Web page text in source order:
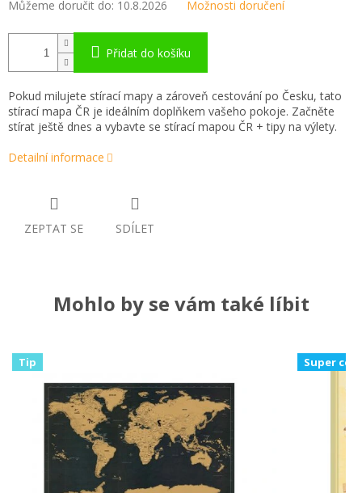
Můžeme doručit do: 10.8.2026 Možnosti doručení
Přidat do košíku
Pokud milujete stírací mapy a zároveň cestování po Česku, tato
stírací mapa ČR je ideálním doplňkem vašeho pokoje. Začněte
stírat ještě dnes a vybavte se stírací mapou ČR + tipy na výlety.
Detailní informace
ZEPTAT SE SDÍLET
Mohlo by se vám také líbit
Tip Super